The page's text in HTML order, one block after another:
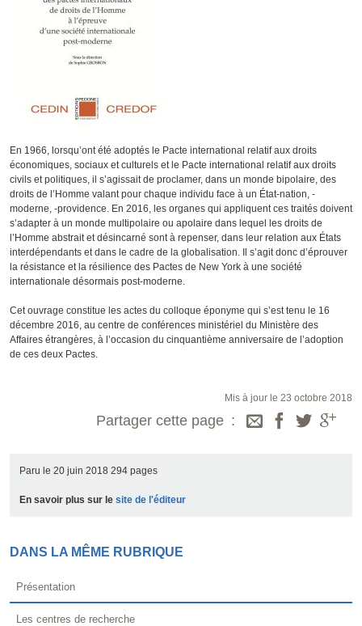
En 1966, lorsqu’ont été adoptés le Pacte international relatif aux droits
économiques, sociaux et culturels et le Pacte international relatif aux droits
civils et politiques, il s’agissait de proclamer, dans un monde bipolaire, des
droits de l’Homme valant pour chaque individu face à un État-nation, -
moderne, -providence. En 2016, les organes qui appliquent ces traités doivent
s’adapter à un monde multipolaire ou apolaire dans lequel les droits de
l’Homme abstrait et désincarné sont à repenser, dans leur relation aux États
interdépendants et dans le cadre de la globalisation. Il s’agit donc d’éprouver
la résistance et la résilience des Pactes de New York à une société
internationale désormais post-moderne.
Cet ouvrage constitue les actes du colloque éponyme qui s’est tenu le 16
décembre 2016, au centre de conférences ministériel du Ministère des
Affaires étrangères, à l’occasion du cinquantième anniversaire de l’adoption
de ces deux Pactes.
Mis à jour le 23 octobre 2018
Partager cette page
Paru le 20 juin 2018 294 pages
En savoir plus sur le site de l'éditeur
DANS LA MÊME RUBRIQUE
Présentation
Les centres de recherche